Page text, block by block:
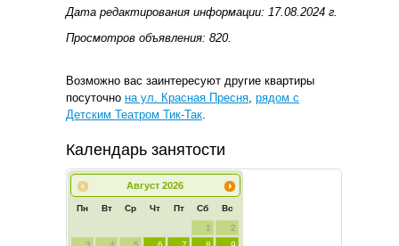
Дата редактирования информации: 17.08.2024 г.
Просмотров объявления: 820.
Возможно вас заинтересуют другие квартиры
посуточно на ул. Красная Пресня, рядом с
Детским Театром Тик-Так.
Календарь занятости
Август 2026
Пн Вт Ср Чт Пт Сб Вс
1
2